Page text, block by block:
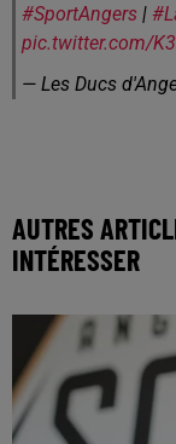
#SportAngers |
pic.twitter.com/
— Les Ducs
AUTRES
INTÉRESSER